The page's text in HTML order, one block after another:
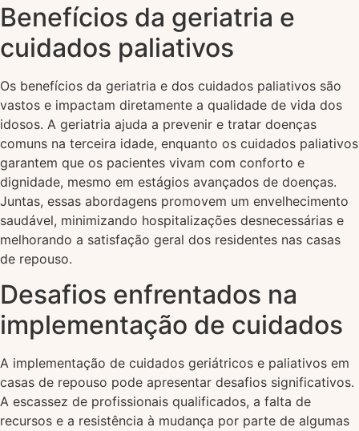
Benefícios da geriatria e
cuidados paliativos
Os benefícios da geriatria e dos cuidados paliativos são
vastos e impactam diretamente a qualidade de vida dos
idosos. A geriatria ajuda a prevenir e tratar doenças
comuns na terceira idade, enquanto os cuidados paliativos
garantem que os pacientes vivam com conforto e
dignidade, mesmo em estágios avançados de doenças.
Juntas, essas abordagens promovem um envelhecimento
saudável, minimizando hospitalizações desnecessárias e
melhorando a satisfação geral dos residentes nas casas
de repouso.
Desafios enfrentados na
implementação de cuidados
A implementação de cuidados geriátricos e paliativos em
casas de repouso pode apresentar desafios significativos.
A escassez de profissionais qualificados, a falta de
recursos e a resistência à mudança por parte de algumas